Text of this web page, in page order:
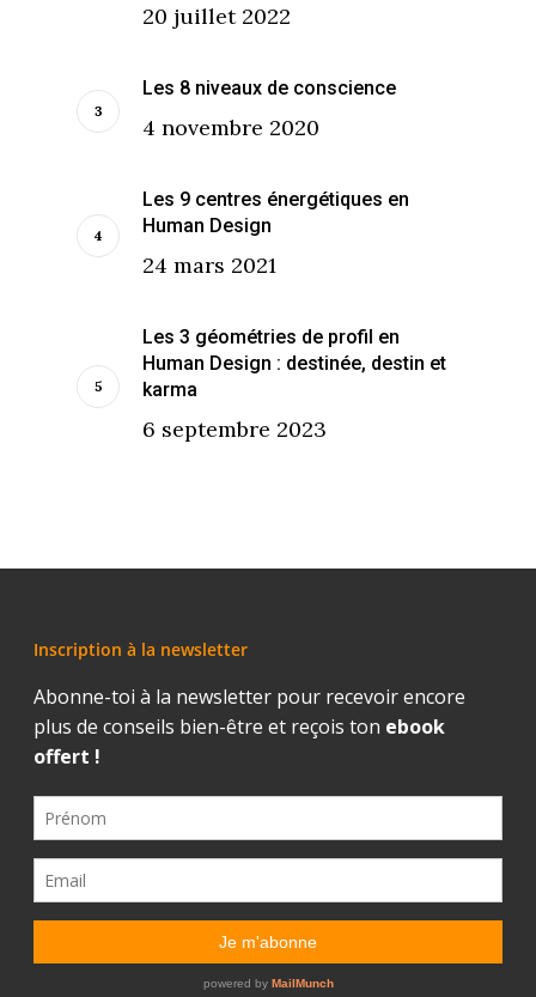
20 juillet 2022
Les 8 niveaux de conscience
4 novembre 2020
Les 9 centres énergétiques en
Human Design
24 mars 2021
Les 3 géométries de profil en
Human Design : destinée, destin et
karma
6 septembre 2023
Inscription à la newsletter